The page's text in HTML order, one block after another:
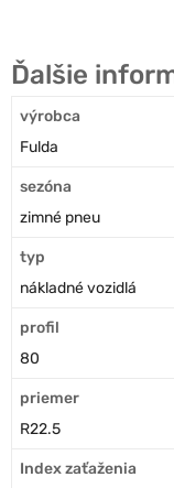
Ďalšie
výrobca
Fulda
sezóna
zimné pneu
typ
nákladné vozidlá
profil
80
priemer
R22.5
Index zaťaženia